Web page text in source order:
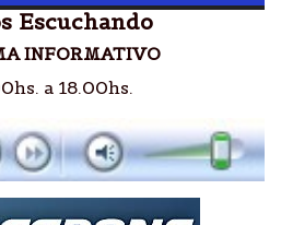
Escuchando
INFORMATIVO
a 18.00hs.